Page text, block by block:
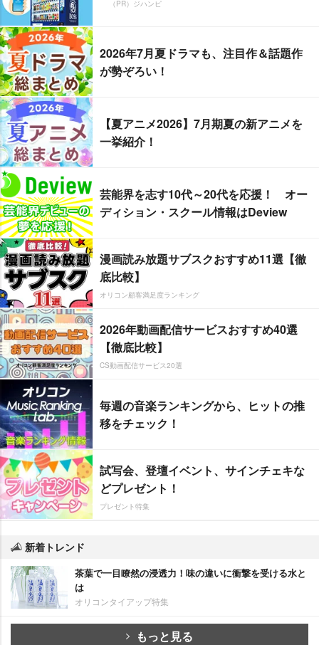
（PR）ジハンピ
2026年7月夏ドラマも、注目作＆話題作
が勢ぞろい！
【夏アニメ2026】7月期夏の新アニメを
一挙紹介！
芸能界を志す10代～20代を応援！ オー
ディション・スクール情報はDeview
漫画読み放題サブスクおすすめ11選【徹
底比較】
オリコン顧客満足度ランキング
2026年動画配信サービスおすすめ40選
【徹底比較】
CS動画配信サービス20選
毎週の音楽ランキングから、ヒットの推
移をチェック！
試写会、登壇イベント、サインチェキな
どプレゼント！
プレゼント特集
新着トレンド
茶葉で一目瞭然の浸透力！味の違いに衝撃を受ける水と
は
オリコンタイアップ特集
もっと見る